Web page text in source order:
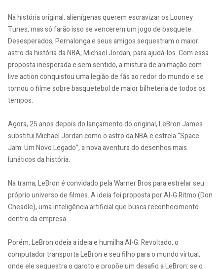
Na história original, alienígenas querem escravizar os Looney
Tunes, mas só farão isso se vencerem um jogo de basquete.
Desesperados, Pernalonga e seus amigos sequestram o maior
astro da história da NBA, Michael Jordan, para ajudá-los. Com essa
proposta inesperada e sem sentido, a mistura de animação com
live action conquistou uma legião de fãs ao redor do mundo e se
tornou o filme sobre basquetebol de maior bilheteria de todos os
tempos.
Agora, 25 anos depois do lançamento do original, LeBron James
substitui Michael Jordan como o astro da NBA e estrela “Space
Jam: Um Novo Legado”, a nova aventura do desenhos mais
lunáticos da história.
Na trama, LeBron é convidado pela Warner Bros para estrelar seu
próprio universo de filmes. A ideia foi proposta por Al-G Ritmo (Don
Cheadle), uma inteligência artificial que busca reconhecimento
dentro da empresa.
Porém, LeBron odeia a ideia e humilha Al-G. Revoltado, o
computador transporta LeBron e seu filho para o mundo virtual,
onde ele sequestra o garoto e propõe um desafio a LeBron: se o